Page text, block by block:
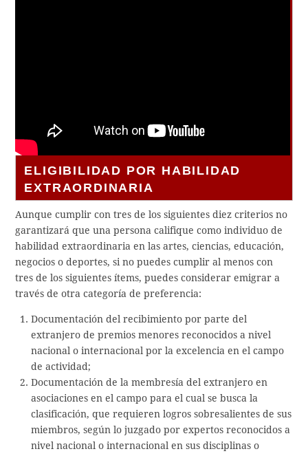
ELIGIBILIDAD POR HABILIDAD
EXTRAORDINARIA
Aunque cumplir con tres de los siguientes diez criterios no
garantizará que una persona califique como individuo de
habilidad extraordinaria en las artes, ciencias, educación,
negocios o deportes, si no puedes cumplir al menos con
tres de los siguientes ítems, puedes considerar emigrar a
través de otra categoría de preferencia:
Documentación del recibimiento por parte del
extranjero de premios menores reconocidos a nivel
nacional o internacional por la excelencia en el campo
de actividad;
Documentación de la membresía del extranjero en
asociaciones en el campo para el cual se busca la
clasificación, que requieren logros sobresalientes de sus
miembros, según lo juzgado por expertos reconocidos a
nivel nacional o internacional en sus disciplinas o